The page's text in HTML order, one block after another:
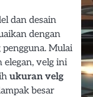
dan desain
dengan
Mulai
velg ini
ukuran velg
besar